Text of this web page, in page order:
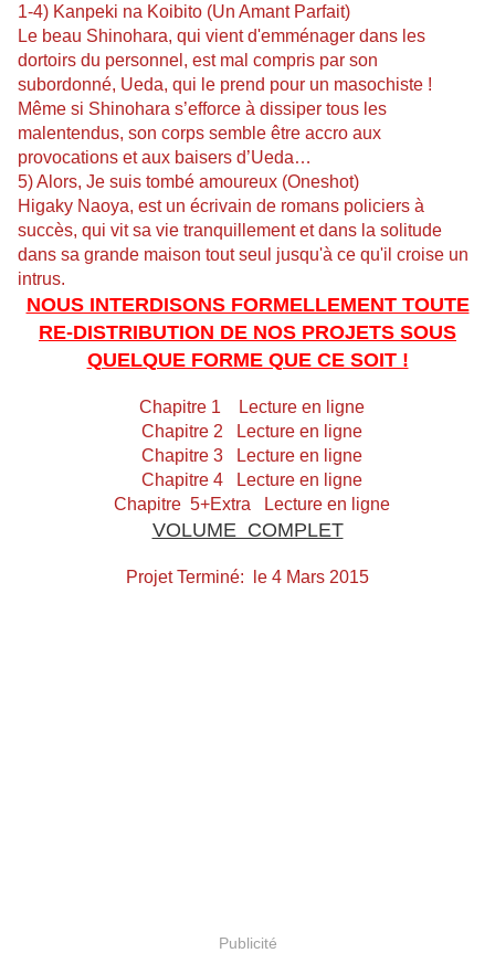
1-4) Kanpeki na Koibito (Un Amant Parfait)
Le beau Shinohara, qui vient d'emménager dans les
dortoirs du personnel, est mal compris par son
subordonné, Ueda, qui le prend pour un masochiste !
Même si Shinohara s’efforce à dissiper tous les
malentendus, son corps semble être accro aux
provocations et aux baisers d’Ueda…
5) Alors, Je suis tombé amoureux (Oneshot)
Higaky Naoya, est un écrivain de romans policiers à
succès, qui vit sa vie tranquillement et dans la solitude
dans sa grande maison tout seul jusqu'à ce qu'il croise un
intrus.
NOUS INTERDISONS FORMELLEMENT TOUTE
RE-DISTRIBUTION DE NOS PROJETS SOUS
QUELQUE FORME QUE CE SOIT !
Chapitre 1
Lecture en ligne
Chapitre 2
Lecture en ligne
Chapitre 3
Lecture en ligne
Chapitre 4
Lecture en ligne
Chapitre 5+Extra
Lecture en ligne
VOLUME COMPLET
Projet Terminé: le 4 Mars 2015
Publicité